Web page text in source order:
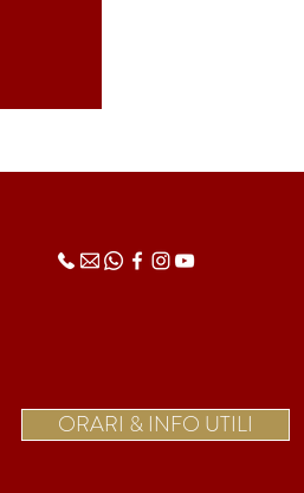
ORARI & INFO UTILI